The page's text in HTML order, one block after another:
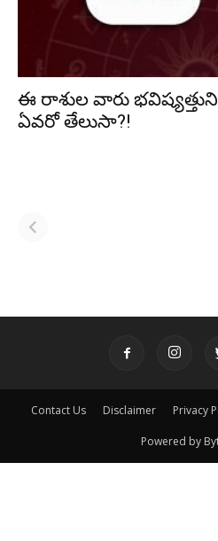
ఈ రాశుల వారు
ఏవరో తేలుసా?!
పితృదేవతల ఆశీర్వాదం
Contact Us Disclaimer Privacy
Powered by